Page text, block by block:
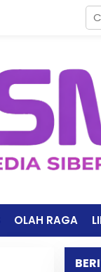
OLAH RAGA